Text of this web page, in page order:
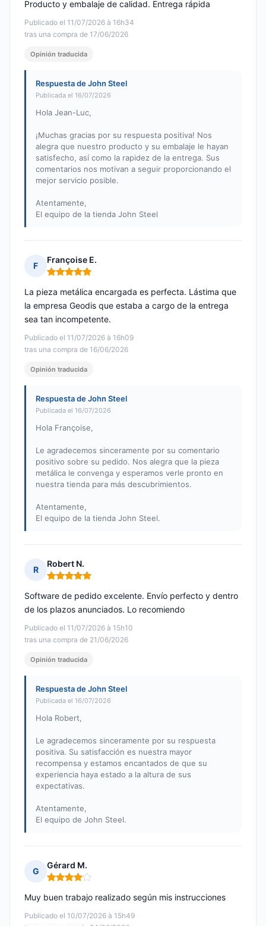
Publicado el 11/07/2026 à 16h34
tras una compra de 17/06/2026
Producto y embalaje de calidad. Entrega rápida
Opinión traducida
Respuesta de John Steel
Publicada el 16/07/2026
Hola Jean-Luc,
¡Muchas gracias por su respuesta positiva! Nos
alegra que nuestro producto y su embalaje le hayan
satisfecho, así como la rapidez de la entrega. Sus
comentarios nos motivan a seguir proporcionando el
mejor servicio posible.
Atentamente,
El equipo de la tienda John Steel
F
Françoise E.
Nota: 5 de 5
Publicado el 11/07/2026 à 16h09
tras una compra de 16/06/2026
La pieza metálica encargada es perfecta. Lástima que
la empresa Geodis que estaba a cargo de la entrega
sea tan incompetente.
Opinión traducida
Respuesta de John Steel
Publicada el 16/07/2026
Hola Françoise,
Le agradecemos sinceramente por su comentario
positivo sobre su pedido. Nos alegra que la pieza
metálica le convenga y esperamos verle pronto en
nuestra tienda para más descubrimientos.
Atentamente,
El equipo de la tienda John Steel.
R
Robert N.
Nota: 5 de 5
Publicado el 11/07/2026 à 15h10
tras una compra de 21/06/2026
Software de pedido excelente. Envío perfecto y dentro
de los plazos anunciados. Lo recomiendo
Opinión traducida
Respuesta de John Steel
Publicada el 16/07/2026
Hola Robert,
Le agradecemos sinceramente por su respuesta
positiva. Su satisfacción es nuestra mayor
recompensa y estamos encantados de que su
experiencia haya estado a la altura de sus
expectativas.
Atentamente,
El equipo de John Steel.
G
Gérard M.
Nota: 4 de 5
Publicado el 10/07/2026 à 15h49
Muy buen trabajo realizado según mis instrucciones